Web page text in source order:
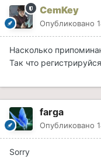
CemKey
Опубликовано
Насколько
Так что
farga
Опубликовано
Sorry